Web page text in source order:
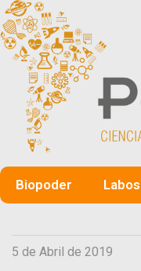
Biopoder Labos
5 de Abril de 2019